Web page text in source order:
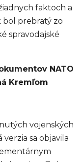
faktoch a
bol prebratý zo
spravodajské
NATO
Kremľom
vojenských
sa objavila